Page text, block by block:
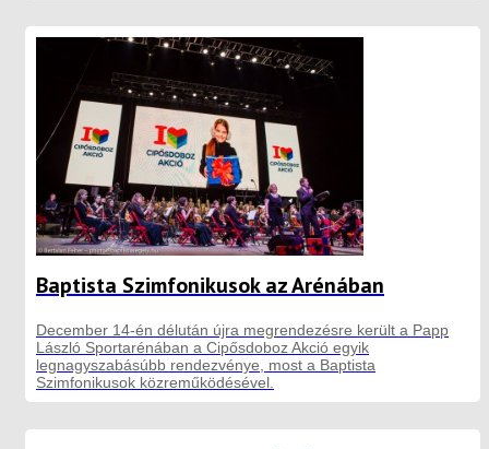
Baptista Szimfonikusok az Arénában
December 14-én délután újra megrendezésre került a Papp
László Sportarénában a Cipősdoboz Akció egyik
legnagyszabásúbb rendezvénye, most a Baptista
Szimfonikusok közreműködésével.